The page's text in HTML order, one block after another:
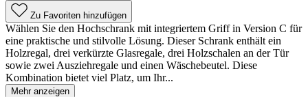
Zu Favoriten hinzufügen
Wählen Sie den Hochschrank mit integriertem Griff in Version C für
eine praktische und stilvolle Lösung. Dieser Schrank enthält ein
Holzregal, drei verkürzte Glasregale, drei Holzschalen an der Tür
sowie zwei Ausziehregale und einen Wäschebeutel. Diese
Kombination bietet viel Platz, um Ihr...
Mehr anzeigen